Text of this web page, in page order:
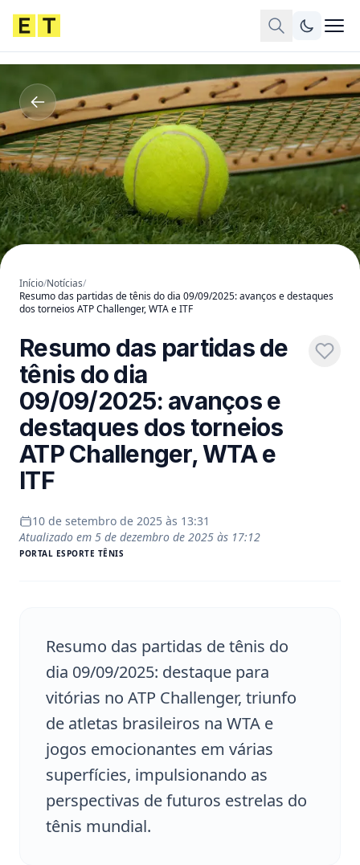
Início/Notícias/
Resumo das partidas de tênis do dia 09/09/2025: avanços e destaques
dos torneios ATP Challenger, WTA e ITF
Resumo das partidas de
tênis do dia
09/09/2025: avanços e
destaques dos torneios
ATP Challenger, WTA e
ITF
10 de setembro de 2025 às 13:31
Atualizado em 5 de dezembro de 2025 às 17:12
PORTAL ESPORTE TÊNIS
Resumo das partidas de tênis do
dia 09/09/2025: destaque para
vitórias no ATP Challenger, triunfo
de atletas brasileiros na WTA e
jogos emocionantes em várias
superfícies, impulsionando as
perspectivas de futuros estrelas do
tênis mundial.